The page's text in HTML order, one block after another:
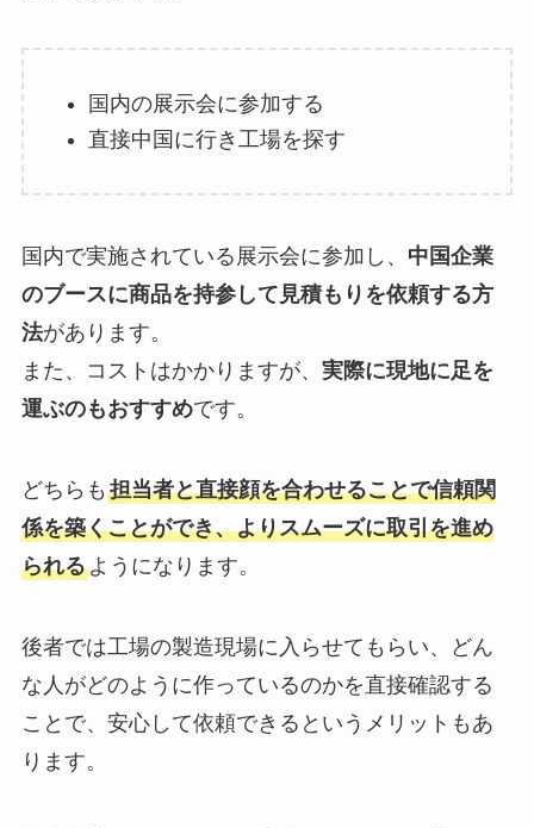
国内の展示会に参加する
直接中国に行き工場を探す
国内で実施されている展示会に参加し、 中国企業
のブースに商品を持参して見積もりを依頼する方
法があります。
また、コストはかかりますが、 実際に現地に足を
運ぶのもおすすめです。
どちらも 担当者と直接顔を合わせることで信頼関
係を築くことができ、よりスムーズに取引を進め
られるようになります。
後者では工場の製造現場に入らせてもらい、どん
な人がどのように作っているのかを直接確認する
ことで、安心して依頼できるというメリットもあ
ります。